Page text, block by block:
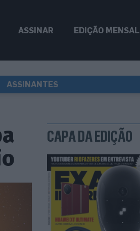
ASSINAR EDIÇÃO MENSAL
ASSINANTES
CAPA DA EDIÇÃO